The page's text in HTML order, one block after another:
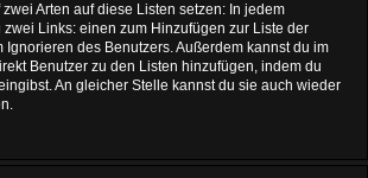
Arten auf diese Listen setzen: In jedem
zwei Links: einen zum Hinzufügen zur Liste der
Ignorieren des Benutzers. Außerdem kannst du im
Benutzer zu den Listen hinzufügen, indem du
An gleicher Stelle kannst du sie auch wieder